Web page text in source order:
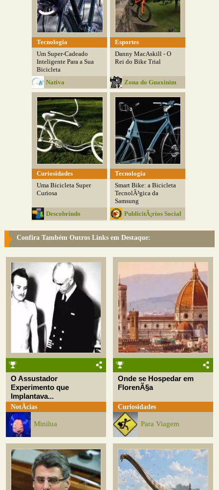
Tecnologia
Um Super-Cadeado
Inteligente Para a Sua
Bicicleta
Nativa
Esportes
Danny MacAskill - O
Rei do Bike Trial
Zona do Guaxinim
Curiosidades
Uma Bicicleta Super
Curiosa
Descobrindo
Tecnologia
Smart Bike: a Bicicleta
TecnolÃ³gica da
Samsung
PublicitÃ¡rios Social
Confira Também Outros Links em Destaque:
O Assustador
Experimento que
Implantava...
NotÃ­cias
Minilua
Onde se Hospedar em
FlorenÃ§a
Curiosidades
Para Viagem